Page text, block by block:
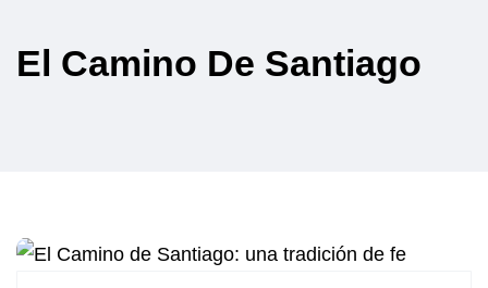
El Camino De Santiago